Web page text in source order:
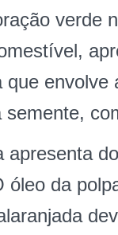
verde
que
semente,
apresenta
óleo da